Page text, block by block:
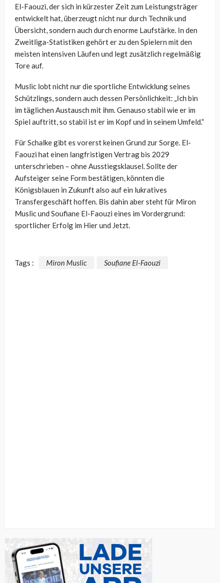
El-Faouzi, der sich in kürzester Zeit zum Leistungsträger
entwickelt hat, überzeugt nicht nur durch Technik und
Übersicht, sondern auch durch enorme Laufstärke. In den
Zweitliga-Statistiken gehört er zu den Spielern mit den
meisten intensiven Läufen und legt zusätzlich regelmäßig
Tore auf.
Muslic lobt nicht nur die sportliche Entwicklung seines
Schützlings, sondern auch dessen Persönlichkeit: „Ich bin
im täglichen Austausch mit ihm. Genauso stabil wie er im
Spiel auftritt, so stabil ist er im Kopf und in seinem Umfeld.“
Für Schalke gibt es vorerst keinen Grund zur Sorge. El-
Faouzi hat einen langfristigen Vertrag bis 2029
unterschrieben – ohne Ausstiegsklausel. Sollte der
Aufsteiger seine Form bestätigen, könnten die
Königsblauen in Zukunft also auf ein lukratives
Transfergeschäft hoffen. Bis dahin aber steht für Miron
Muslic und Soufiane El-Faouzi eines im Vordergrund:
sportlicher Erfolg im Hier und Jetzt.
Tags : Miron Muslic Soufiane El-Faouzi